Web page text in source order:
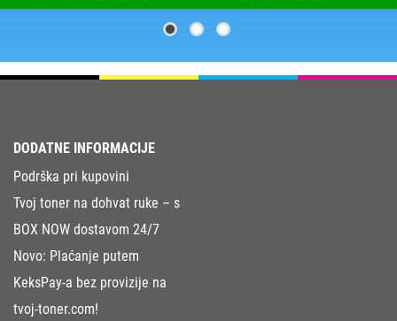
DODATNE INFORMACIJE
Podrška pri kupovini
Tvoj toner na dohvat ruke – s
BOX NOW dostavom 24/7
Novo: Plaćanje putem
KeksPay-a bez provizije na
tvoj-toner.com!